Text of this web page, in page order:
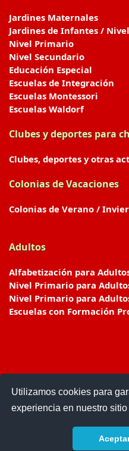
Utilizamos cookies para
experiencia en nuestro sitio
Jardines Maternales
Jardines de Infantes /
Nivel Primario
Nivel Secundario
Educación Especial
Escuelas de Integración
Escuelas Montessori
Escuelas Waldorf
Clubes y deportes para
Clubes, deportes y otras
Colonias de Vacaciones
Colonias de Verano /
Adultos
Alfabetización para
Nivel Primario para
Nivel Primario para
Escuelas con Formación